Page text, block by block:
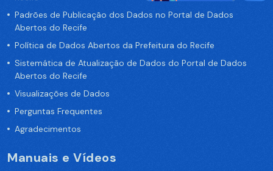
Padrões de Publicação dos Dados no Portal de Dados
Abertos do Recife
Política de Dados Abertos da Prefeitura do Recife
Sistemática de Atualização de Dados do Portal de Dados
Abertos do Recife
Visualizações de Dados
Perguntas Frequentes
Agradecimentos
Manuais e Vídeos